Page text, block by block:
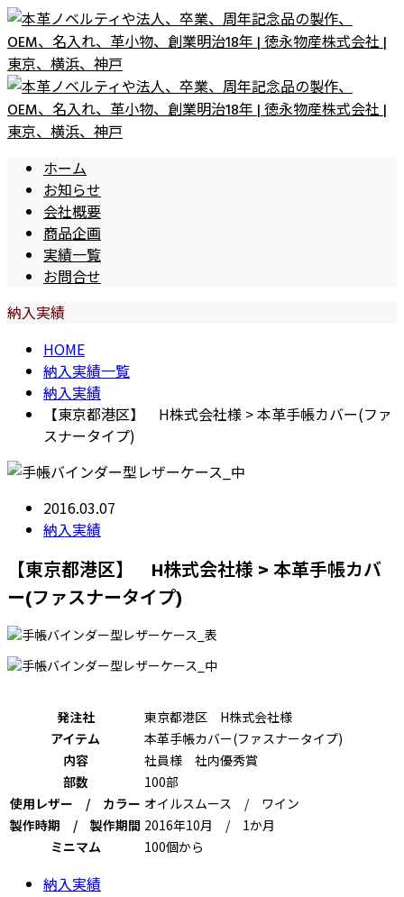
ホーム
お知らせ
会社概要
商品企画
実績一覧
お問合せ
納入実績
HOME
納入実績一覧
納入実績
【東京都港区】 H株式会社様 > 本革手帳カバー(ファ
スナータイプ)
2016.03.07
納入実績
【東京都港区】 H株式会社様 > 本革手帳カバ
ー(ファスナータイプ)
発注社
東京都港区 H株式会社様
アイテム
本革手帳カバー(ファスナータイプ)
内容
社員様 社内優秀賞
部数
100部
使用レザー / カラー オイルスムース / ワイン
製作時期 / 製作期間 2016年10月 / 1か月
ミニマム
100個から
納入実績